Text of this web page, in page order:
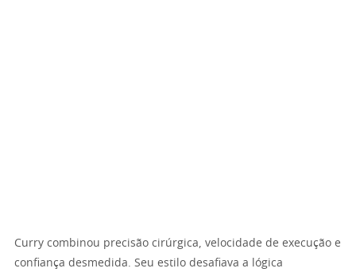
Curry combinou precisão cirúrgica, velocidade de execução e
confiança desmedida. Seu estilo desafiava a lógica